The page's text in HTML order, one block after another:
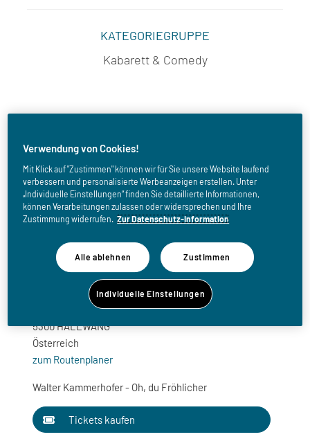
KATEGORIEGRUPPE
Kabarett & Comedy
zu den Vorverkaufsstellen
19:30 Uhr
Kulturzentrum Hallwang
5300 HALLWANG
Österreich
zum Routenplaner
Walter Kammerhofer - Oh, du Fröhlicher
Tickets kaufen
Verwendung von Cookies!
Mit Klick auf "Zustimmen" können wir für Sie unsere Website laufend
verbessern und personalisierte Werbeanzeigen erstellen. Unter
„Individuelle Einstellungen“ finden Sie detaillierte Informationen,
können Verarbeitungen zulassen oder widersprechen und Ihre
Zustimmung widerrufen. Zur Datenschutz-Information
Alle ablehnen Zustimmen
Individuelle Einstellungen